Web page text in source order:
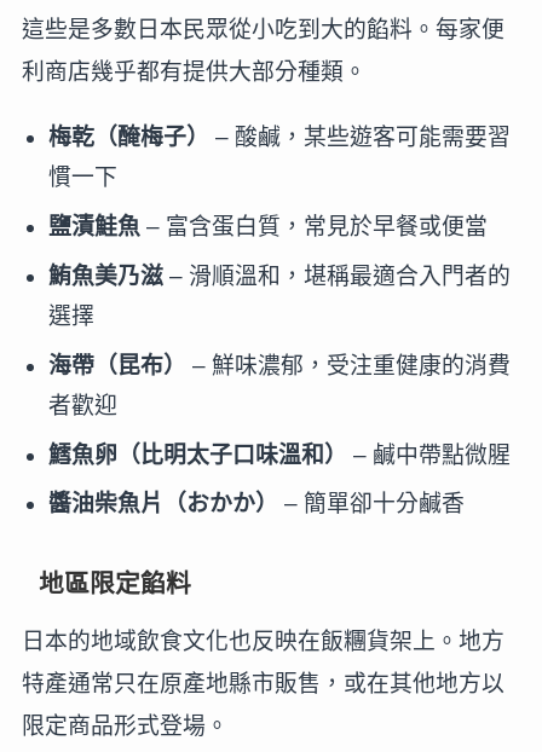
這些是多數日本民眾從小吃到大的餡料。每家便
利商店幾乎都有提供大部分種類。
梅乾（醃梅子）
– 酸鹹，某些遊客可能需要習
慣一下
鹽漬鮭魚 – 富含蛋白質，常見於早餐或便當
鮪魚美乃滋 – 滑順溫和，堪稱最適合入門者的
選擇
海帶（昆布）
– 鮮味濃郁，受注重健康的消費
者歡迎
鱈魚卵（比明太子口味溫和）
– 鹹中帶點微腥
醬油柴魚片（おかか）
– 簡單卻十分鹹香
地區限定餡料
日本的地域飲食文化也反映在飯糰貨架上。地方
特產通常只在原產地縣市販售，或在其他地方以
限定商品形式登場。